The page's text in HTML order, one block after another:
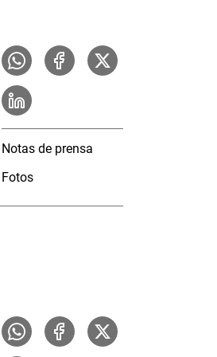
Notas de prensa
Fotos